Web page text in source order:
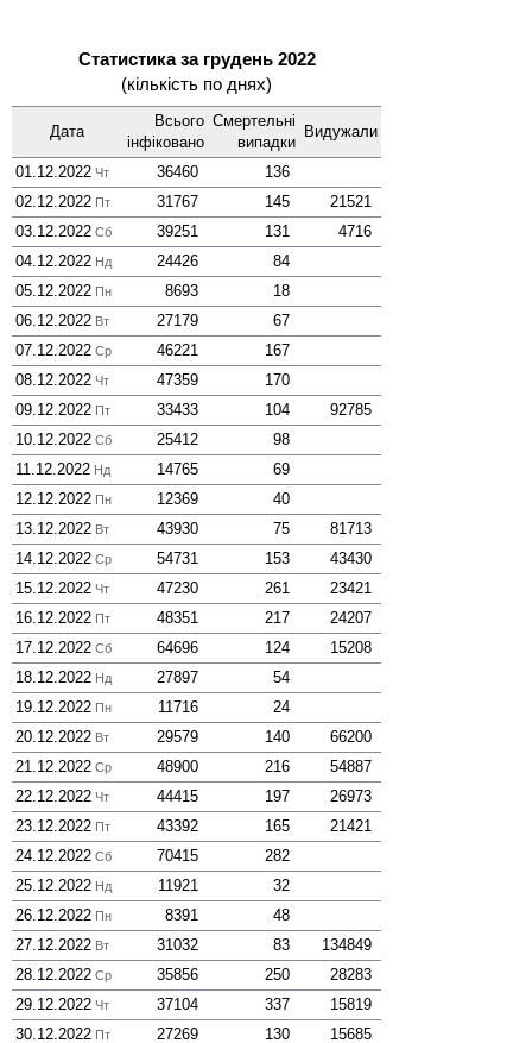
Статистика за грудень 2022
(кількість по днях)
Дата
Всього
інфі­ковано
Смер­тельні
випадки
Виду­жали
01.12.2022 Чт 36460
136
02.12.2022 Пт 31767 145
21521
03.12.2022 Сб 39251 131
4716
04.12.2022 Нд 24426
84
05.12.2022 Пн 8693
18
06.12.2022 Вт 27179
67
07.12.2022 Ср 46221
167
08.12.2022 Чт 47359
170
09.12.2022 Пт 33433 104
92785
10.12.2022 Сб 25412
98
11.12.2022 Нд 14765
69
12.12.2022 Пн 12369
40
13.12.2022 Вт 43930 75
81713
14.12.2022 Ср 54731 153
43430
15.12.2022 Чт 47230 261
23421
16.12.2022 Пт 48351 217
24207
17.12.2022 Сб 64696 124
15208
18.12.2022 Нд 27897
54
19.12.2022 Пн 11716
24
20.12.2022 Вт 29579 140
66200
21.12.2022 Ср 48900 216
54887
22.12.2022 Чт 44415 197
26973
23.12.2022 Пт 43392 165
21421
24.12.2022 Сб 70415
282
25.12.2022 Нд 11921
32
26.12.2022 Пн 8391
48
27.12.2022 Вт 31032 83
134849
28.12.2022 Ср 35856 250
28283
29.12.2022 Чт 37104 337
15819
30.12.2022 Пт 27269 130
15685